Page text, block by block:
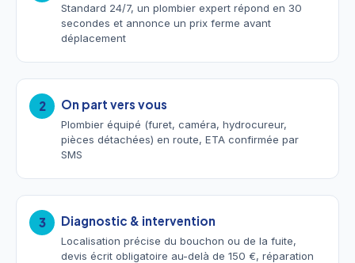
Standard 24/7, un plombier expert répond en 30
secondes et annonce un prix ferme avant
déplacement
2 On part vers vous
Plombier équipé (furet, caméra, hydrocureur,
pièces détachées) en route, ETA confirmée par
SMS
3 Diagnostic & intervention
Localisation précise du bouchon ou de la fuite,
devis écrit obligatoire au-delà de 150 €, réparation